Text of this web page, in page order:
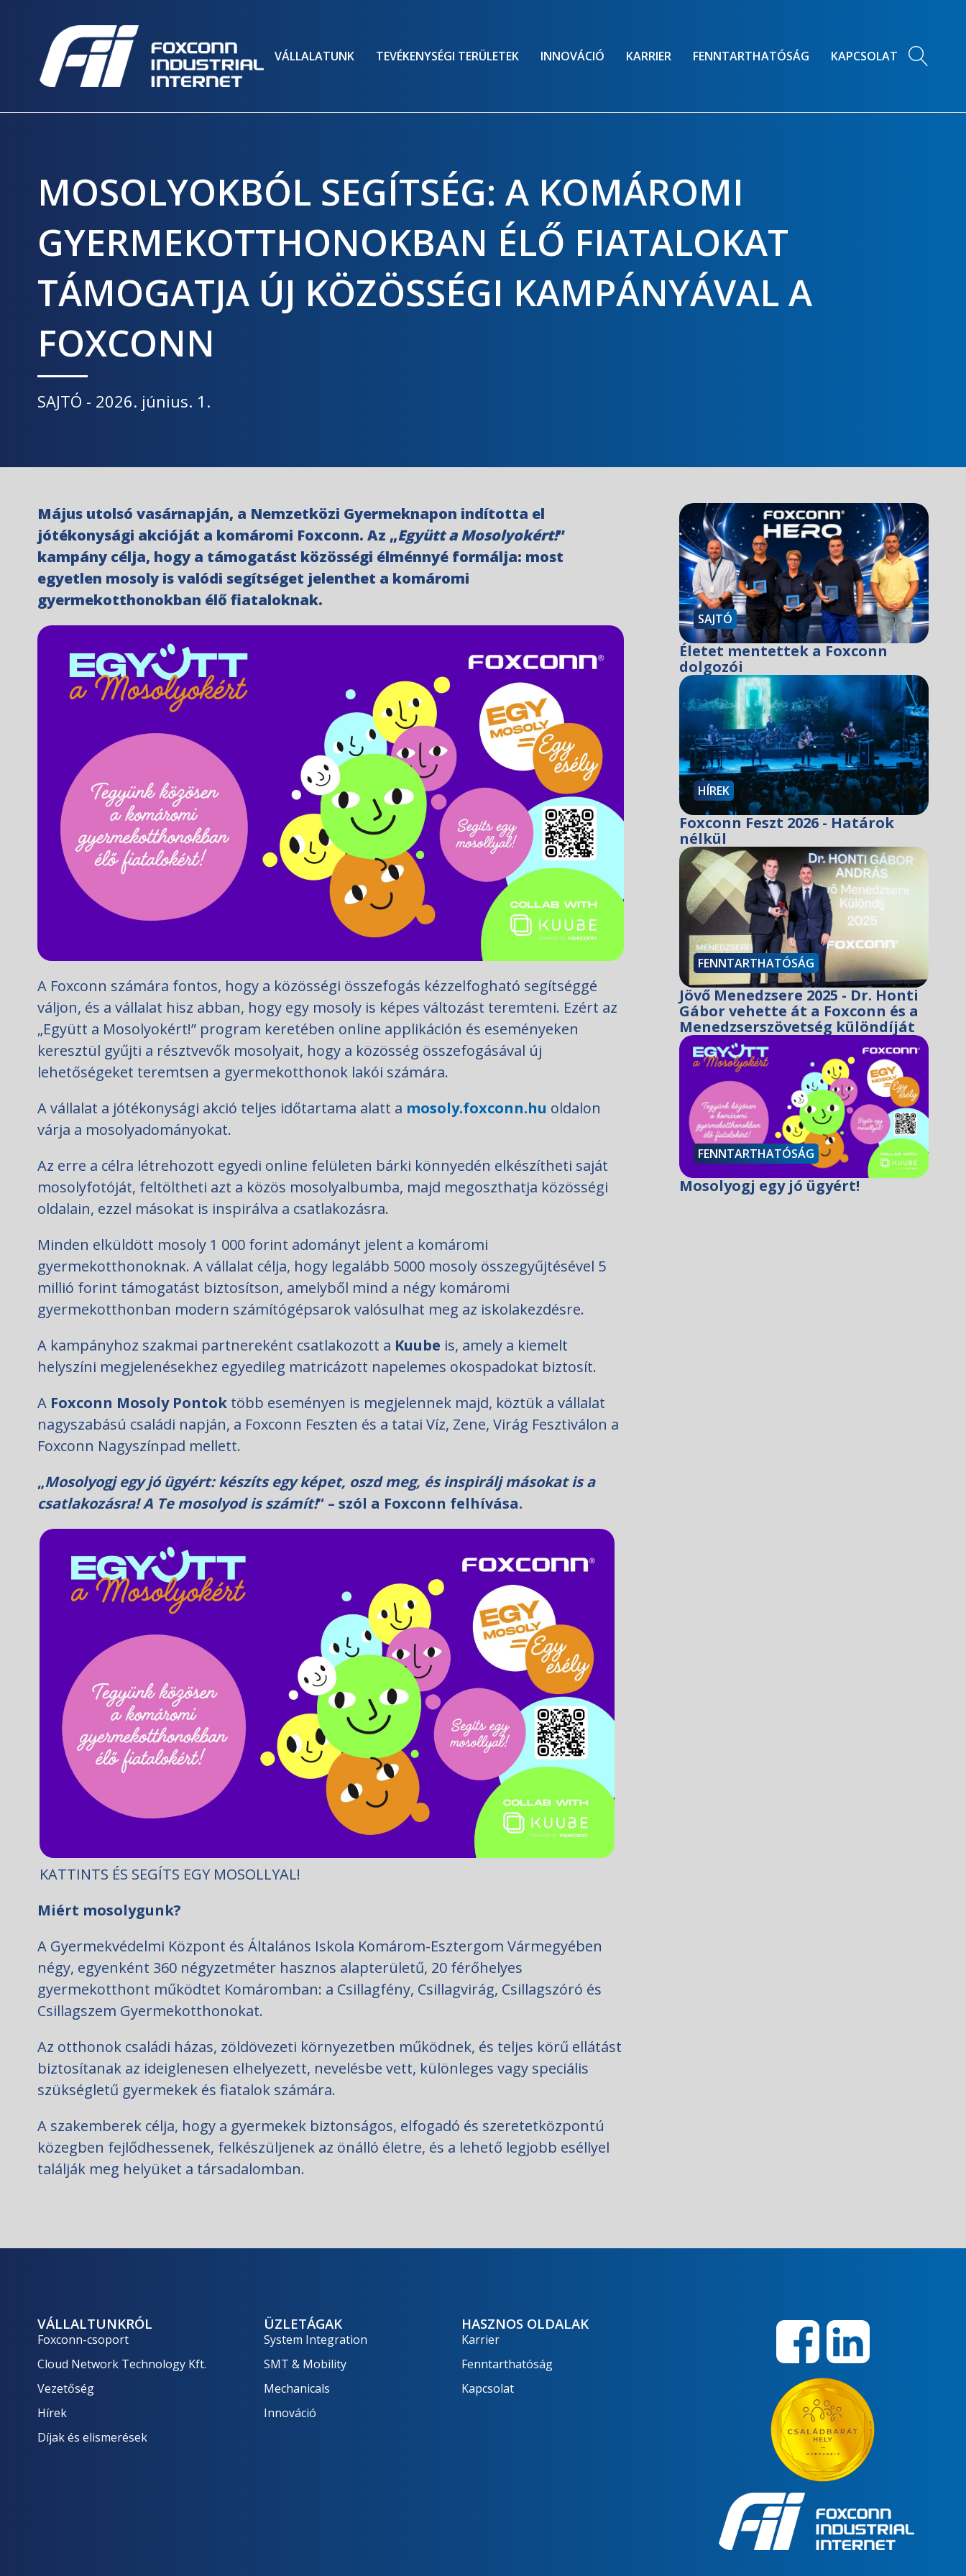
VÁLLALATUNK TEVÉKENYSÉGI TERÜLETEK INNOVÁCIÓ KARRIER FENNTARTHATÓSÁG KAPCSOLAT
MOSOLYOKBÓL SEGÍTSÉG: A KOMÁROMI
GYERMEKOTTHONOKBAN ÉLŐ FIATALOKAT
TÁMOGATJA ÚJ KÖZÖSSÉGI KAMPÁNYÁVAL A
FOXCONN
SAJTÓ - 2026. június. 1.
Május utolsó vasárnapján, a Nemzetközi Gyermeknapon indította el
jótékonysági akcióját a komáromi Foxconn. Az „Együtt a Mosolyokért!”
kampány célja, hogy a támogatást közösségi élménnyé formálja: most
egyetlen mosoly is valódi segítséget jelenthet a komáromi
gyermekotthonokban élő fiataloknak.
A Foxconn számára fontos, hogy a közösségi összefogás kézzelfogható segítséggé
váljon, és a vállalat hisz abban, hogy egy mosoly is képes változást teremteni. Ezért az
„Együtt a Mosolyokért!” program keretében online applikáción és eseményeken
keresztül gyűjti a résztvevők mosolyait, hogy a közösség összefogásával új
lehetőségeket teremtsen a gyermekotthonok lakói számára.
A vállalat a jótékonysági akció teljes időtartama alatt a mosoly.foxconn.hu oldalon
várja a mosolyadományokat.
Az erre a célra létrehozott egyedi online felületen bárki könnyedén elkészítheti saját
mosolyfotóját, feltöltheti azt a közös mosolyalbumba, majd megoszthatja közösségi
oldalain, ezzel másokat is inspirálva a csatlakozásra.
Minden elküldött mosoly 1 000 forint adományt jelent a komáromi
gyermekotthonoknak. A vállalat célja, hogy legalább 5000 mosoly összegyűjtésével 5
millió forint támogatást biztosítson, amelyből mind a négy komáromi
gyermekotthonban modern számítógépsarok valósulhat meg az iskolakezdésre.
A kampányhoz szakmai partnereként csatlakozott a Kuube is, amely a kiemelt
helyszíni megjelenésekhez egyedileg matricázott napelemes okospadokat biztosít.
A Foxconn Mosoly Pontok több eseményen is megjelennek majd, köztük a vállalat
nagyszabású családi napján, a Foxconn Feszten és a tatai Víz, Zene, Virág Fesztiválon a
Foxconn Nagyszínpad mellett.
„Mosolyogj egy jó ügyért: készíts egy képet, oszd meg, és inspirálj másokat is a
csatlakozásra! A Te mosolyod is számít!” – szól a Foxconn felhívása.
KATTINTS ÉS SEGÍTS EGY MOSOLLYAL!
Miért mosolygunk?
A Gyermekvédelmi Központ és Általános Iskola Komárom-Esztergom Vármegyében
négy, egyenként 360 négyzetméter hasznos alapterületű, 20 férőhelyes
gyermekotthont működtet Komáromban: a Csillagfény, Csillagvirág, Csillagszóró és
Csillagszem Gyermekotthonokat.
Az otthonok családi házas, zöldövezeti környezetben működnek, és teljes körű ellátást
biztosítanak az ideiglenesen elhelyezett, nevelésbe vett, különleges vagy speciális
szükségletű gyermekek és fiatalok számára.
A szakemberek célja, hogy a gyermekek biztonságos, elfogadó és szeretetközpontú
közegben fejlődhessenek, felkészüljenek az önálló életre, és a lehető legjobb eséllyel
találják meg helyüket a társadalomban.
SAJTÓ
Életet mentettek a Foxconn
dolgozói
HÍREK
Foxconn Feszt 2026 - Határok
nélkül
FENNTARTHATÓSÁG
Jövő Menedzsere 2025 - Dr. Honti
Gábor vehette át a Foxconn és a
Menedzserszövetség különdíját
FENNTARTHATÓSÁG
Mosolyogj egy jó ügyért!
VÁLLALTUNKRÓL
Foxconn-csoport
Cloud Network Technology Kft.
Vezetőség
Hírek
Díjak és elismerések
ÜZLETÁGAK
System Integration
SMT & Mobility
Mechanicals
Innováció
HASZNOS OLDALAK
Karrier
Fenntarthatóság
Kapcsolat